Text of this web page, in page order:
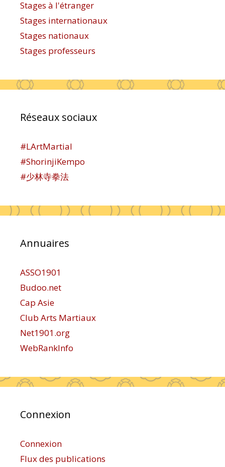
Stages à l'étranger
Stages internationaux
Stages nationaux
Stages professeurs
Réseaux sociaux
#LArtMartial
#ShorinjiKempo
#少林寺拳法
Annuaires
ASSO1901
Budoo.net
Cap Asie
Club Arts Martiaux
Net1901.org
WebRankInfo
Connexion
Connexion
Flux des publications